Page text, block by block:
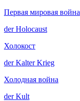
Первая мировая война
derHolocaust
Холокост
derKalter Krieg
Холодная война
derKult